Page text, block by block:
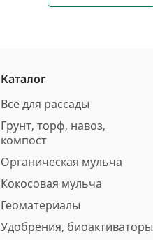
Каталог
Все для рассады
Грунт, торф, навоз,
компост
Органическая мульча
Кокосовая мульча
Геоматериалы
Удобрения, биоактиваторы